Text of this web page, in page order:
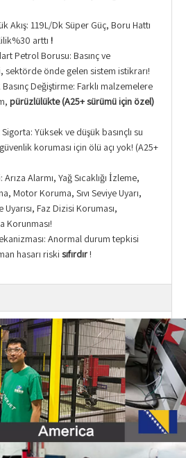
Akış: 119L/Dk Süper Güç, Boru Hattı
arttı !
Petrol Borusu: Basınç ve
sektörde önde gelen sistem istikrarı!
Basınç Değiştirme: Farklı malzemelere
pürüzlülükte (A25+ sürümü için özel)
Sigorta: Yüksek ve düşük basınçlı su
koruması için ölü açı yok! (A25+
Alarmı, Yağ Sıcaklığı İzleme,
Motor Koruma, Sıvı Seviye Uyarı,
Faz Dizisi Koruması,
Korunması!
Anormal durum tepkisi
hasarı riski sıfırdır !